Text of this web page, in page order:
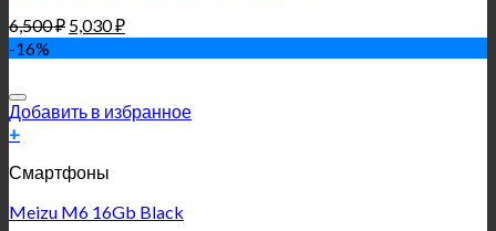
6,500₽ 5,030₽
-16%
Добавить в избранное
+
Смартфоны
Meizu M6 16Gb Black